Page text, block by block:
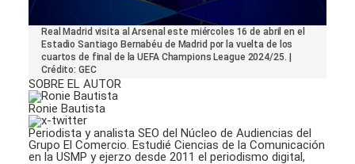
seconds
30
seconds
Real Madrid visita al Arsenal este miércoles 16 de abril en el
Estadio Santiago Bernabéu de Madrid por la vuelta de los
cuartos de final de la UEFA Champions League 2024/25. |
Crédito: GEC
SOBRE EL AUTOR
Ronie Bautista
Periodista y analista SEO del Núcleo de Audiencias del
Grupo El Comercio. Estudié Ciencias de la Comunicación
en la USMP y ejerzo desde 2011 el periodismo digital,